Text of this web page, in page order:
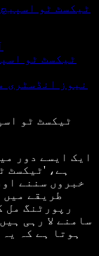
ٹیکسٹ ٹو
ٹیکسٹ ٹو
نیوز انڈسٹری
ٹیکسٹ ٹو
ایک ایسے دور
ہے، 'ٹیکسٹ
خبروں سننے
طریقے میں
رپورٹنگ مل
سامنے لا رہی
ہوتا ہے کہ